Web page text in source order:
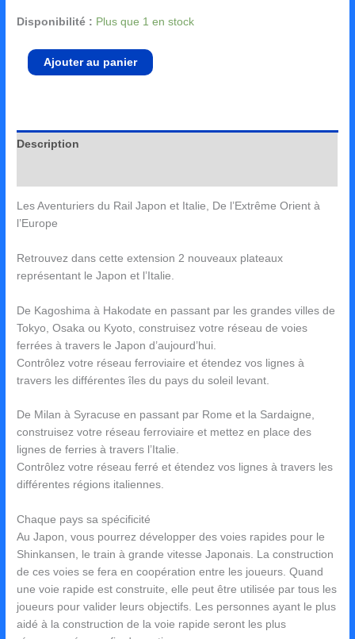
Disponibilité : Plus que 1 en stock
Ajouter au panier
Description
Les Aventuriers du Rail Japon et Italie, De l’Extrême Orient à
l’Europe
Retrouvez dans cette extension 2 nouveaux plateaux
représentant le Japon et l’Italie.
De Kagoshima à Hakodate en passant par les grandes villes de
Tokyo, Osaka ou Kyoto, construisez votre réseau de voies
ferrées à travers le Japon d’aujourd’hui.
Contrôlez votre réseau ferroviaire et étendez vos lignes à
travers les différentes îles du pays du soleil levant.
De Milan à Syracuse en passant par Rome et la Sardaigne,
construisez votre réseau ferroviaire et mettez en place des
lignes de ferries à travers l’Italie.
Contrôlez votre réseau ferré et étendez vos lignes à travers les
différentes régions italiennes.
Chaque pays sa spécificité
Au Japon, vous pourrez développer des voies rapides pour le
Shinkansen, le train à grande vitesse Japonais. La construction
de ces voies se fera en coopération entre les joueurs. Quand
une voie rapide est construite, elle peut être utilisée par tous les
joueurs pour valider leurs objectifs. Les personnes ayant le plus
aidé à la construction de la voie rapide seront les plus